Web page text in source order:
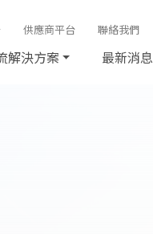
供應商平台 聯絡我們
解決方案 最新消息